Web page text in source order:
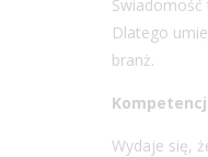
Dlatego
branż.
Wydaje się,